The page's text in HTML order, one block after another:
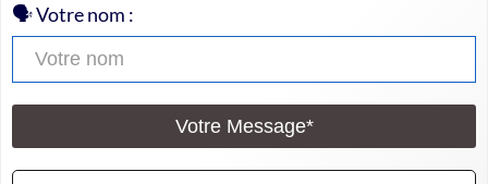
🗣️ Votre nom :
Votre Message*